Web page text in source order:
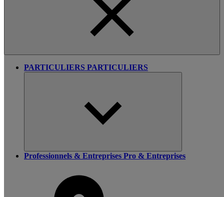
PARTICULIERS PARTICULIERS
Professionnels & Entreprises Pro & Entreprises